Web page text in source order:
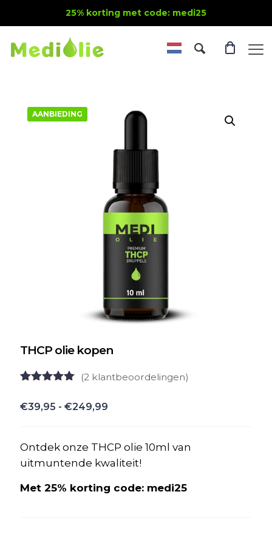
25% korting met code: medi25
AANBIEDING
THCP olie kopen
5.00 op 5
gebaseerd
(2 klantbeoordelingen)
€39,95 - €249,99
€249,99
Ontdek onze THCP olie 10ml van
uitmuntende kwaliteit!
Met 25% korting code: medi25